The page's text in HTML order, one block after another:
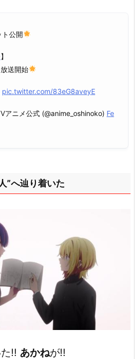
ト公開
】
送開始
pic.twitter.com/83eG8aveyE
アニメ公式 (@anime_oshinoko) Fe
”へ辿り着いた
!! あかねが!!